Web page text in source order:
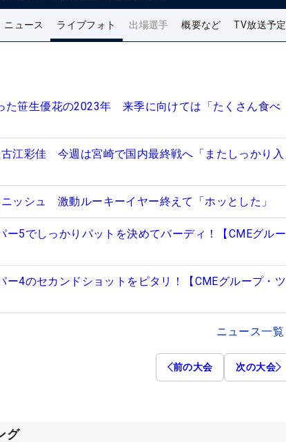
ニュース ライブフォト 出場選手 概要など TV放送予定
た笹生優花の2023年 来季に向けては「たくさん食べ
江彩佳 今週は宮崎で国内最終戦へ「またしっかり入
ッシュ 激動ルーキーイヤー終えて「ホッとした」
ー5でしっかりパットを決めてバーディ！【CMEグルー
ー4のセカンドショットをピタリ！【CMEグループ・ツ
ニュース一覧
前の大会 次の大会
グ